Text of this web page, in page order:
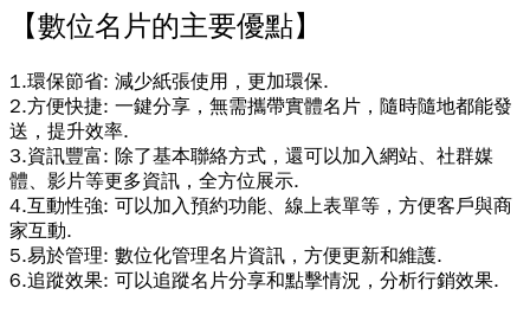
【數位名片的主要優點】
1.環保節省: 減少紙張使用，更加環保.
2.方便快捷: 一鍵分享，無需攜帶實體名片，隨時隨地都能發
送，提升效率.
3.資訊豐富: 除了基本聯絡方式，還可以加入網站、社群媒
體、影片等更多資訊，全方位展示.
4.互動性強: 可以加入預約功能、線上表單等，方便客戶與商
家互動.
5.易於管理: 數位化管理名片資訊，方便更新和維護.
6.追蹤效果: 可以追蹤名片分享和點擊情況，分析行銷效果.